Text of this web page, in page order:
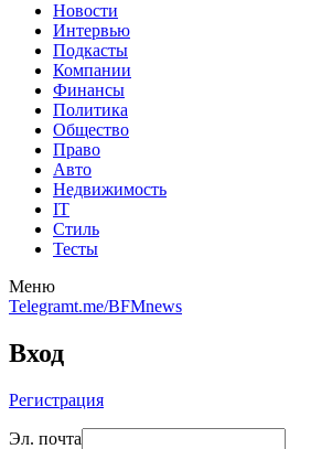
Новости
Интервью
Подкасты
Компании
Финансы
Политика
Общество
Право
Авто
Недвижимость
IT
Стиль
Тесты
Меню
Telegramt.me/BFMnews
Вход
Регистрация
Эл. почта